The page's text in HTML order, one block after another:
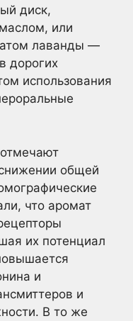
диск,
или
лаванды —
дорогих
использования
общей
что аромат
их потенциал
и
и
В то же